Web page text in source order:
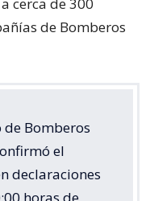
cerca de 300
de Bomberos
de Bomberos
el
declaraciones